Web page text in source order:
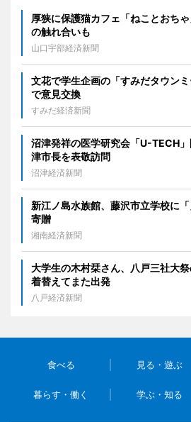
厚狭に保護猫カフェ「ねことおち
の触れ合いも
山口宇部経済新聞
文花で学生企画の「すみだタウン
で意見交換
すみだ経済新聞
沼津発祥の医学研究会「U-TECH
津市長を表敬訪問
沼津経済新聞
新江ノ島水族館、藤沢市立学校に「
寄贈
湘南経済新聞
大学生の木村栞さん、八戸三社大
着替えてまた出発
八戸経済新聞
食べる 見る・遊ぶ
暮らす・働く 学ぶ・知る